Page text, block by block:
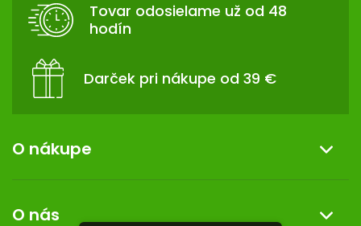
BOLESŤ
DERMATOLÓGIA
DENTÁLNA
HYGIENA
ZDRAVOTNÍCKE
PRÍRODNÉ
LIEKY
Tovar odosielame už od 48
hodín
Darček pri nákupe od 39 €
O nákupe
Reklamácia a vrátenie tovaru
O nás